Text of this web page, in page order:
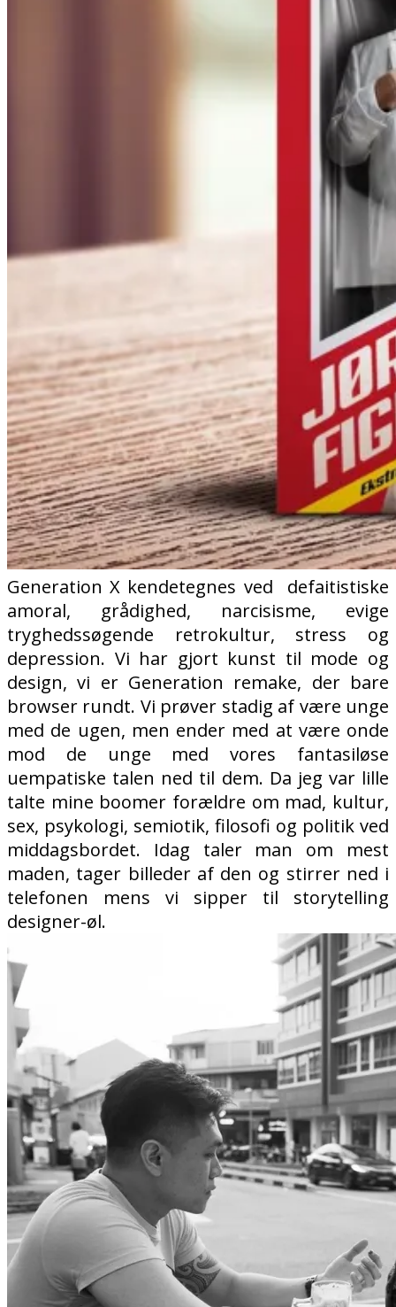
Generation X kendetegnes ved defaitistiske
amoral, grådighed, narcisisme, evige
tryghedssøgende retrokultur, stress og
depression. Vi har gjort kunst til mode og
design, vi er Generation remake, der bare
browser rundt. Vi prøver stadig af være unge
med de ugen, men ender med at være onde
mod de unge med vores fantasiløse
uempatiske talen ned til dem. Da jeg var lille
talte mine boomer forældre om mad, kultur,
sex, psykologi, semiotik, filosofi og politik ved
middagsbordet. Idag taler man om mest
maden, tager billeder af den og stirrer ned i
telefonen mens vi sipper til storytelling
designer-øl.